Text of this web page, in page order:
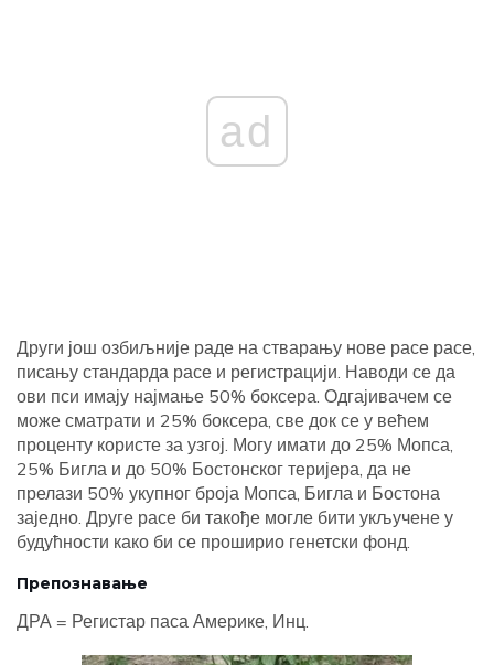
ad
Други још озбиљније раде на стварању нове расе расе,
писању стандарда расе и регистрацији. Наводи се да
ови пси имају најмање 50% боксера. Одгајивачем се
може сматрати и 25% боксера, све док се у већем
проценту користе за узгој. Могу имати до 25% Мопса,
25% Бигла и до 50% Бостонског теријера, да не
прелази 50% укупног броја Мопса, Бигла и Бостона
заједно. Друге расе би такође могле бити укључене у
будућности како би се проширио генетски фонд.
Препознавање
ДРА = Регистар паса Америке, Инц.